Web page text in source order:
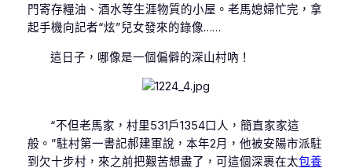
門寄存糧油、酒水等生涯物質的小屋。老馬媳婦忙完，拿
起手機向記者“炫”兒女發來的錄像……
這日子，哪像是一個偏僻的深山村吶！
“不但老馬家，村里531戶1354口人，簡直家家這
般。”駐村第一書記郝建軍說，本年2月，他被安陽市派駐
到欠十步村，來之前把艱苦想盡了，可這個深裹在太包養